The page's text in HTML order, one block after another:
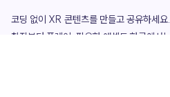
코딩 없이 XR 콘텐츠를 만들고 공유하세요.
창작부터 플레이, 필요한 애셋도 한곳에서!